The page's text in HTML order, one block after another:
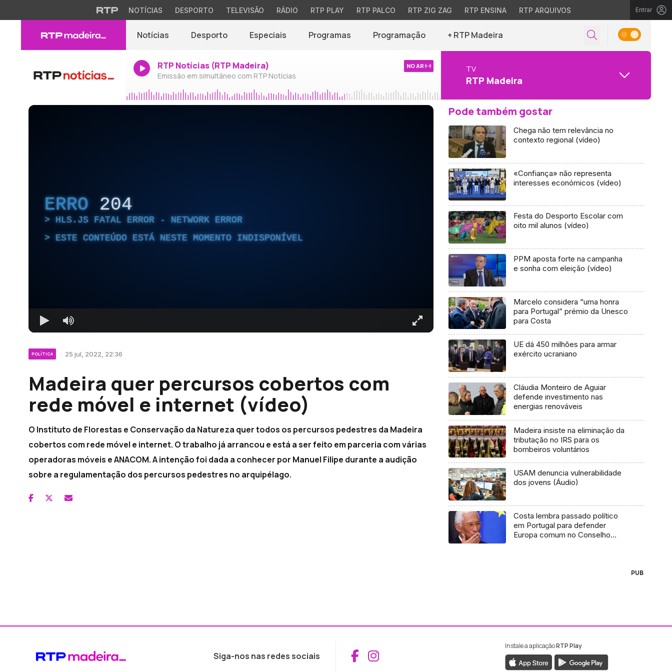
NOTÍCIAS DESPORTO TELEVISÃO RÁDIO RTP PLAY RTP PALCO RTP ZIG ZAG RTP ENSINA RTP ARQUIVOS Entrar
Notícias Desporto Especiais Programas Programação + RTP Madeira
RTP Notícias (RTP Madeira)
Emissão em simultâneo com RTP Notícias
NO AR TV
RTP Madeira
ERRO 204
HLS.JS FATAL ERROR - NETWORK ERROR
ESTE CONTEÚDO ESTÁ NESTE MOMENTO INDISPONÍVEL
POLÍTICA 25 jul, 2022, 22:36
Madeira quer percursos cobertos com
rede móvel e internet (vídeo)
O Instituto de Florestas e Conservação da Natureza quer todos os percursos pedestres da Madeira
cobertos com rede móvel e internet. O trabalho já arrancou e está a ser feito em parceria com várias
operadoras móveis e ANACOM. A intenção foi dada a conhecer por Manuel Filipe durante a audição
sobre a regulamentação dos percursos pedestres no arquipélago.
Pode também gostar
Chega não tem relevância no
contexto regional (vídeo)
«Confiança» não representa
interesses económicos (vídeo)
Festa do Desporto Escolar com
oito mil alunos (vídeo)
PPM aposta forte na campanha
e sonha com eleição (vídeo)
Marcelo considera “uma honra
para Portugal” prémio da Unesco
para Costa
UE dá 450 milhões para armar
exército ucraniano
Cláudia Monteiro de Aguiar
defende investimento nas
energias renováveis
Madeira insiste na eliminação da
tributação no IRS para os
bombeiros voluntários
USAM denuncia vulnerabilidade
dos jovens (Áudio)
Costa lembra passado político
em Portugal para defender
Europa comum no Conselho
PUB
Siga-nos nas redes sociais Aceder ao Facebook da RTP Madeira
Aceder ao Instagram da RTP Madeira
Instale a aplicaçãoRTP Play